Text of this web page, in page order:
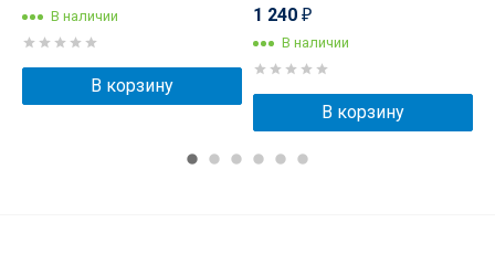
В наличии
В корзину
1 240 ₽
В наличии
В корзину